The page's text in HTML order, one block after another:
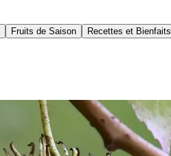
Fruits de Saison Recettes et Bienfaits